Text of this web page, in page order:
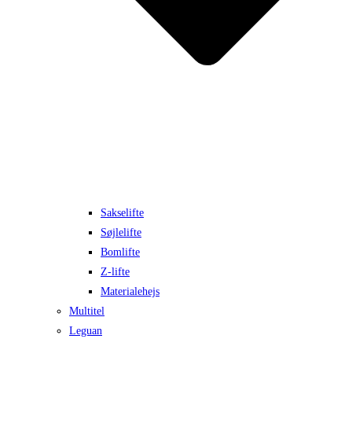
Sakselifte
Søjlelifte
Bomlifte
Z-lifte
Materialehejs
Multitel
Leguan